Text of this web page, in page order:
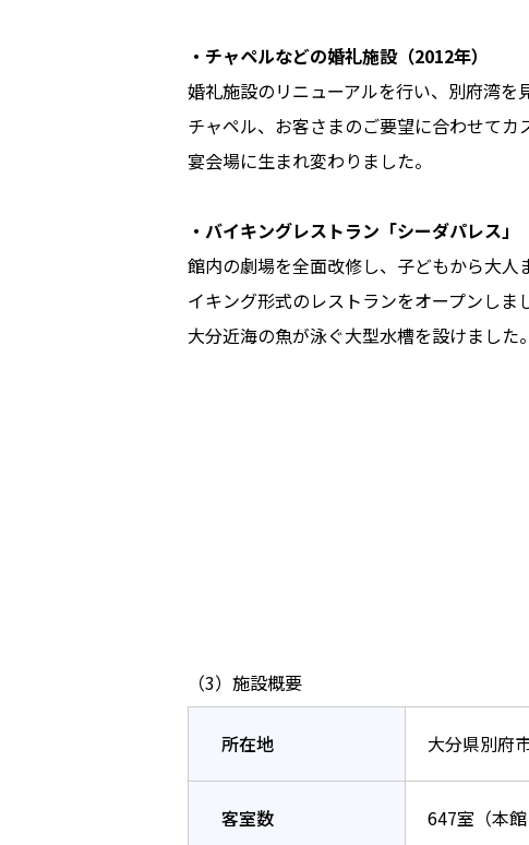
・チャペルなどの婚礼施設（2012年）
婚礼施設のリニューアルを行い、別府湾を
チャペル、お客さまのご要望に合わせてカ
宴会場に生まれ変わりました。
・バイキングレストラン「シーダパレス」
館内の劇場を全面改修し、子どもから大人
イキング形式のレストランをオープンしま
大分近海の魚が泳ぐ大型水槽を設けました。
（3）施設概要
所在地 大分県別府
客室数 647室（本